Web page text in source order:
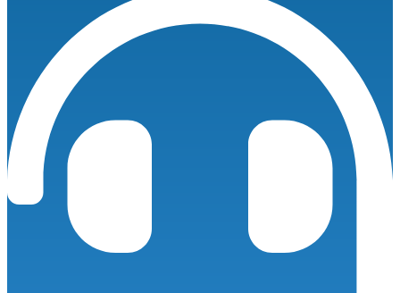
количество